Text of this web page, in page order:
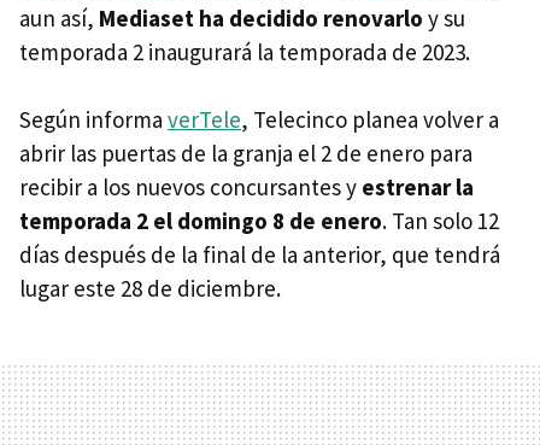
aun así, Mediaset ha decidido renovarlo y su
temporada 2 inaugurará la temporada de 2023.
Según informa verTele, Telecinco planea volver a
abrir las puertas de la granja el 2 de enero para
recibir a los nuevos concursantes y estrenar la
temporada 2 el domingo 8 de enero. Tan solo 12
días después de la final de la anterior, que tendrá
lugar este 28 de diciembre.